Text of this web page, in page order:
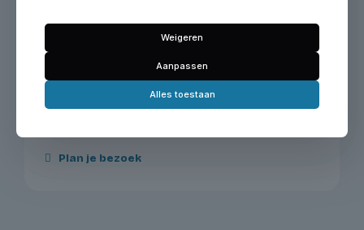
Bezoek onze showroom
Plan je bezoek
Weigeren
Aanpassen
Alles toestaan